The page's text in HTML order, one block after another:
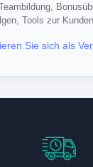
Tools zur
Sie sich als